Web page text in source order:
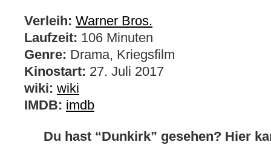
Verleih: Warner Bros.
Laufzeit: 106 Minuten
Genre: Drama, Kriegsfilm
Kinostart: 27. Juli 2017
wiki: wiki
IMDB: imdb
Du hast “Dunkirk” gesehen? Hier